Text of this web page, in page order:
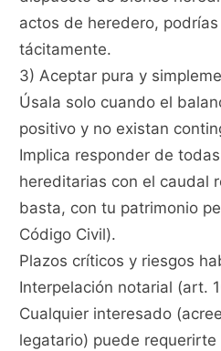
actos de heredero,
tácitamente.
3) Aceptar pura y
Úsala solo cuando el
positivo y no existan
Implica responder de
hereditarias con el caudal
basta, con tu patrimonio
Código Civil).
Plazos críticos y riesgos
Interpelación notarial (art.
Cualquier interesado
legatario) puede